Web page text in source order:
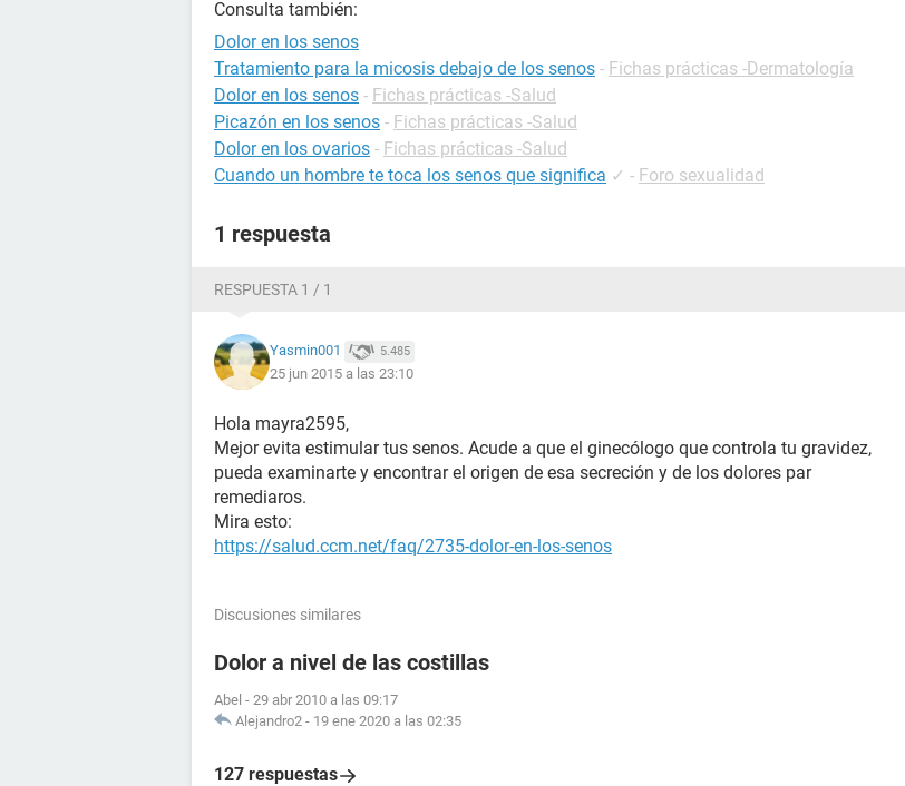
Consulta también:
Dolor en los senos
Tratamiento para la micosis debajo de los senos - Fichas prácticas -Dermatología
Dolor en los senos - Fichas prácticas -Salud
Picazón en los senos - Fichas prácticas -Salud
Dolor en los ovarios - Fichas prácticas -Salud
Cuando un hombre te toca los senos que significa ✓ - Foro sexualidad
1 respuesta
RESPUESTA 1 / 1
Yasmin001 5.485
25 jun 2015 a las 23:10
Hola mayra2595,
Mejor evita estimular tus senos. Acude a que el ginecólogo que controla tu gravidez,
pueda examinarte y encontrar el origen de esa secreción y de los dolores par
remediaros.
Mira esto:
https://salud.ccm.net/faq/2735-dolor-en-los-senos
Discusiones similares
Dolor a nivel de las costillas
Abel - 29 abr 2010 a las 09:17
Alejandro2 - 19 ene 2020 a las 02:35
127 respuestas